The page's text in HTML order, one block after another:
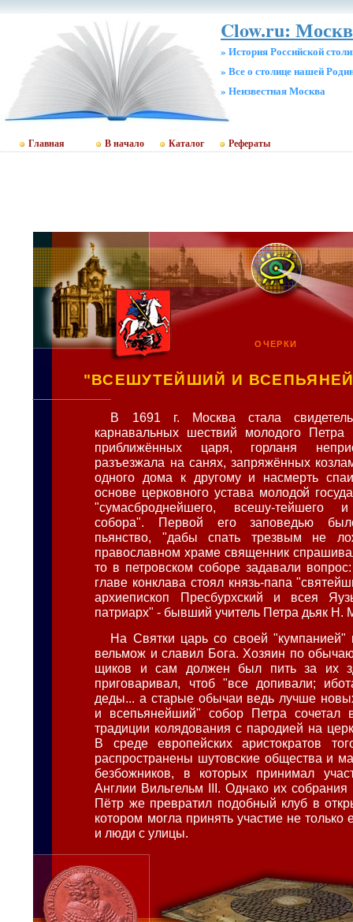
Clow.ru:
» История Российской
» Все о столице нашей
» Неизвестная Москва
Главная В начало Каталог Рефераты
ОЧЕРКИ
"ВСЕШУТЕЙШИЙ И
В 1691 г. Москва стала
карнавальных шествий молодого Петра
приближённых царя, горланя
разъезжала на санях, запряжённых
одного дома к другому и насмерть
основе церковного устава молодой
"сумасброднейшего, всешу-тейшего
собора". Первой его заповедью
пьянство, "дабы спать трезвым не
православном храме священник
то в петровском соборе задавали
главе конклава стоял князь-папа
архиепископ Пресбурхский и всея
патриарх" - бывший учитель Петра дьяк Н.
На Святки царь со своей "кумпанией"
вельмож и славил Бога. Хозяин по
щиков и сам должен был пить за их
приговаривал, чтоб "все допивали;
деды... а старые обычаи ведь лучше
и всепьянейший" собор Петра сочетал
традиции колядования с пародией на
В среде европейских аристократов
распространены шутовские общества и
безбожников, в которых принимал
Англии Вильгельм III. Однако их собрания
Пётр же превратил подобный клуб в
котором могла принять участие не только
и люди с улицы.